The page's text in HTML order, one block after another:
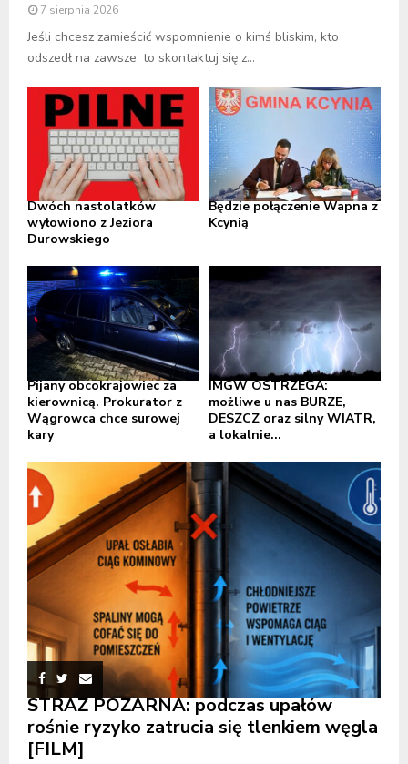
7 sierpnia 2026
Jeśli chcesz zamieścić wspomnienie o kimś bliskim, kto
odszedł na zawsze, to skontaktuj się z...
Dwóch nastolatków
wyłowiono z Jeziora
Durowskiego
Będzie połączenie Wapna z
Kcynią
Pijany obcokrajowiec za
kierownicą. Prokurator z
Wągrowca chce surowej
kary
IMGW OSTRZEGA:
możliwe u nas BURZE,
DESZCZ oraz silny WIATR,
a lokalnie...
STRAŻ POŻARNA: podczas upałów
rośnie ryzyko zatrucia się tlenkiem węgla
[FILM]